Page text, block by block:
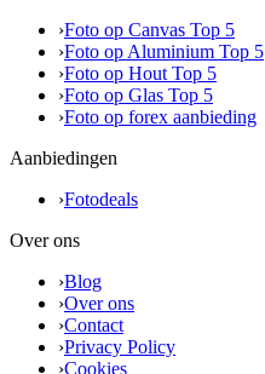
›Foto op Canvas Top 5
›Foto op Aluminium Top 5
›Foto op Hout Top 5
›Foto op Glas Top 5
›Foto op forex aanbieding
Aanbiedingen
›Fotodeals
Over ons
›Blog
›Over ons
›Contact
›Privacy Policy
›Cookies